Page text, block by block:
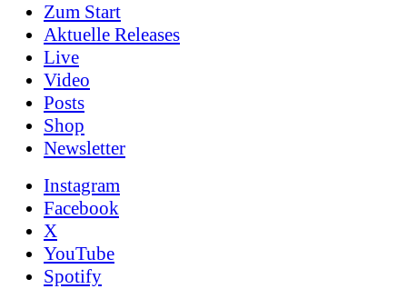
Zum Start
Aktuelle Releases
Live
Video
Posts
Shop
News­letter
Instagram
Facebook
X
YouTube
Spotify